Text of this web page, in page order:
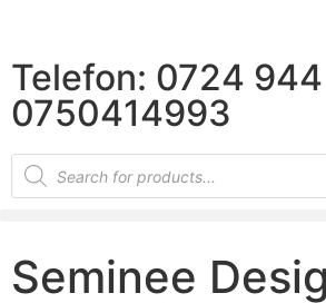
Telefon: 0724
0750414993
Seminee